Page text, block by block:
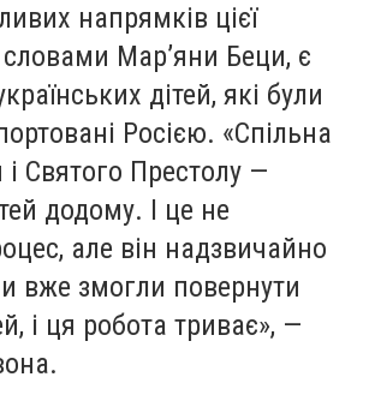
напрямків цієї
словами Мар’яни Беци, є
дітей, які були
Росією. «Спільна
і Святого Престолу —
додому. І це не
але він надзвичайно
вже змогли повернути
і ця робота триває», —